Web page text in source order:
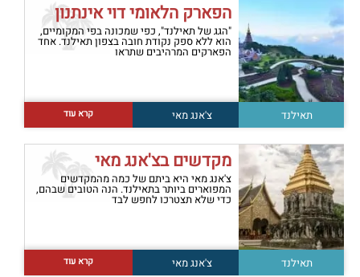
הפארק הלאומי דוי אינתנון
"הגג של תאילנד", כפי שמכונה בפי המקומיים,
הוא ללא ספק נקודת חובה בצפון תאילנד. אחד
הפארקים המרהיבים שתראו
תאילנד צ'אנג מאי קרא עוד
מקדשים בצ'אנג מאי
צ'אנג מאי היא ביתם של כמה מהמקדשים
המפוארים ביותר בתאילנד. הנה הטובים שבהם,
כדי שלא תצטרכו לחפש לבד
תאילנד צ'אנג מאי קרא עוד